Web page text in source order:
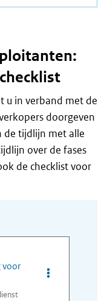
u in verband met de
doorgeven
de tijdlijn met alle
over de fases
de checklist voor
voor
Opties van